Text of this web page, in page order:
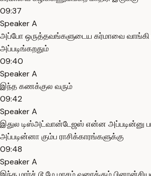
09:37
Speaker A
அப்போ ஒருத்தவங்களுடைய கர்மாவை வாங்கி
அப்படிங்கறதும்
09:40
Speaker A
இந்த கணக்குல வரும்
09:42
Speaker A
இதுல டிஸ்அட்வான்டேஜஸ் என்ன அப்படின்னு
அப்படின்னா கும்ப ராசிக்காரங்களுக்கு
09:48
Speaker A